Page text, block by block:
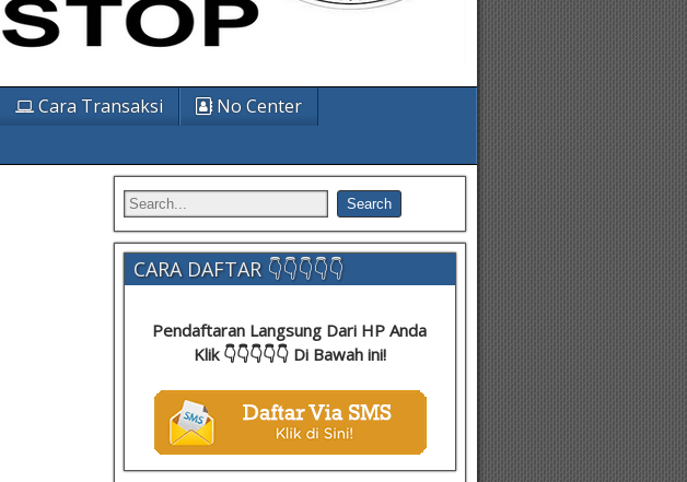
Cara Transaksi
No Center
CARA DAFTAR 👇👇👇👇👇
Pendaftaran Langsung Dari HP Anda
Klik 👇👇👇👇👇 Di Bawah ini!